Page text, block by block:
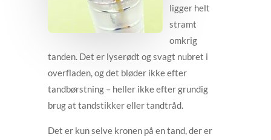
ligger helt
stramt
omkrig
tanden. Det er lyserødt og svagt nubret i
overfladen, og det bløder ikke efter
tandbørstning – heller ikke efter grundig
brug at tandstikker eller tandtråd.
Det er kun selve kronen på en tand, der er